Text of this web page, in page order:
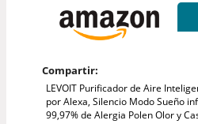
Compartir:
LEVOIT Purificador de Aire
por Alexa, Silencio Modo Sueño
99,97% de Alergia Polen Olor y